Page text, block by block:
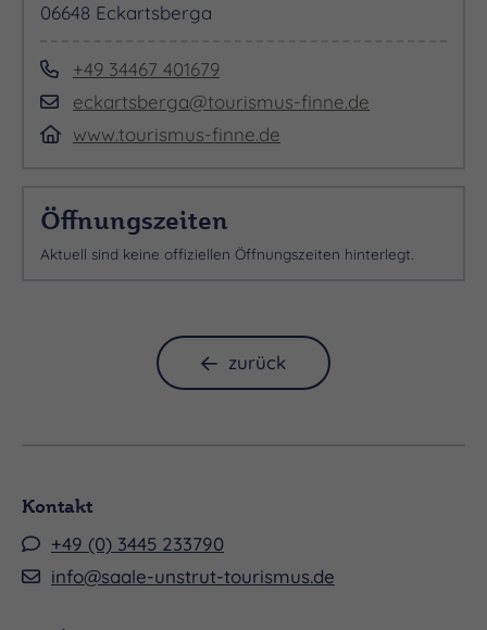
06648 Eckartsberga
+49 34467 401679
eckartsberga@tourismus-finne.de
www.tourismus-finne.de
Öffnungszeiten
Aktuell sind keine offiziellen Öffnungszeiten hinterlegt.
zurück
Kontakt
+49 (0) 3445 233790
info@saale-unstrut-tourismus.de